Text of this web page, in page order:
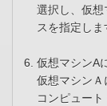
選択し、仮想
スを指定しま
仮想マシンA
仮想マシンＡ
コンピュー